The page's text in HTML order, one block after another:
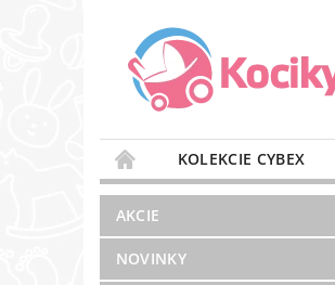
KOLEKCIE CYBEX
STAROSTLIVOSŤ O VZDUCH
BLOG
PREDAJŇA
AKCIE
NOVINKY